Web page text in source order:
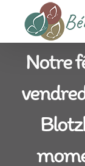
Notre